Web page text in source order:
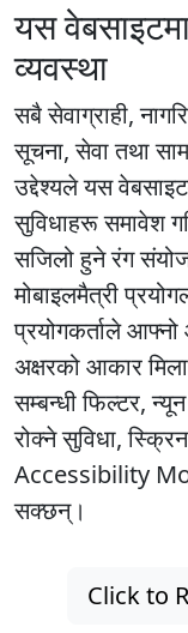
यस
व्यवस्था
सबै सेवाग्राही,
सूचना, सेवा तथा
उद्देश्यले यस
सुविधाहरू समावेश
सजिलो हुने रंग
मोबाइलमैत्री
प्रयोगकर्ताले
अक्षरको आकार
सम्बन्धी फिल्टर,
रोक्ने सुविधा,
Accessibility
सक्छन्।
Click to